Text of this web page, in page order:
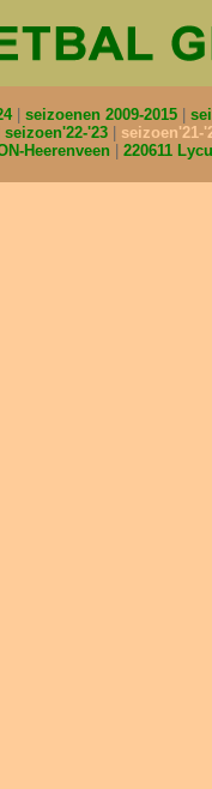
seizoenen 2009-2015
seizoen'22-'23 seizoen'21-
Heerenveen 220611